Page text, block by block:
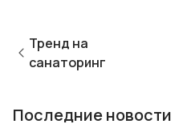
Тренд на
санаторинг
Последние новости